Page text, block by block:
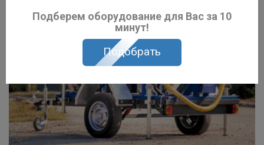
Подберем оборудование для Вас за 10
минут!
Подобрать